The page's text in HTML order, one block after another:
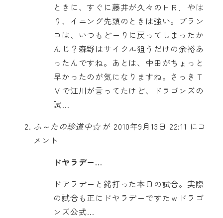
ときに、すぐに藤井が久々のＨＲ．やは
り、イニング先頭のときは強い。ブラン
コは、いつもどーりに戻ってしまったか
んじ？森野はサイクル狙うだけの余裕あ
ったんですね。あとは、中田がちょっと
早かったのが気になりますね。さっきＴ
Ｖで江川が言ってたけど、ドラゴンズの
試…
ふ～たの珍道中☆が 2010年9月13日 22:11 にコ
メント
ドヤラデー…
ドアラデーと銘打った本日の試合。実際
の試合も正にドヤラデーですたｗドラゴ
ンズ公式…